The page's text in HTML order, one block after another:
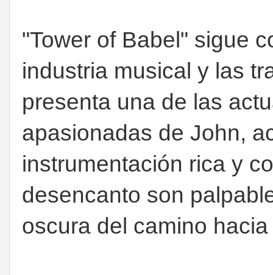
"Tower of Babel" sigue
industria musical y las
presenta una de las
apasionadas de John,
instrumentación rica y
desencanto son
oscura del camino